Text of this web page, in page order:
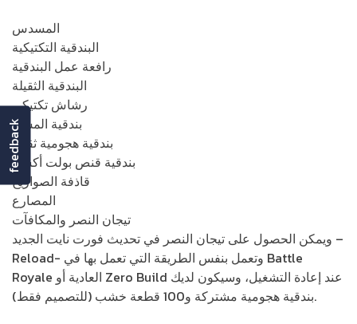
المسدس
البندقية التكتيكية
رافعة عمل البندقية
البندقية الثقيلة
رشاش تكتيكي
بندقية المشاة
بندقية هجومية ثقيلة
بندقية قنص بولت أكشن
قاذفة الصواريخ
المصارع
تيجان النصر والمكافآت
ويمكن الحصول على تيجان النصر في تحديث فورت نايت الجديد –
Reload- وتعمل بنفس الطريقة التي تعمل بها في Battle
Royale العادية أو Zero Build عند إعادة التشغيل، وسيكون لديك
بندقية هجومية مشتركة و100 قطعة خشب (للتصميم فقط).
feedback